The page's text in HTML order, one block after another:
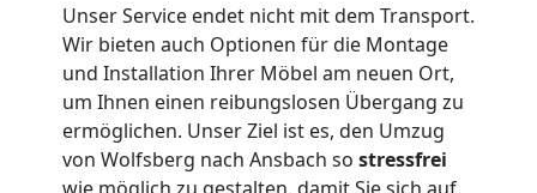
Unser Service endet nicht mit dem Transport.
Wir bieten auch Optionen für die Montage
und Installation Ihrer Möbel am neuen Ort,
um Ihnen einen reibungslosen Übergang zu
ermöglichen. Unser Ziel ist es, den Umzug
von Wolfsberg nach Ansbach so stressfrei
wie möglich zu gestalten, damit Sie sich auf
Wolfsberg
Umzug